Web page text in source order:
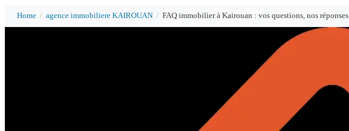
Home / agence immobiliere KAIROUAN / FAQ immobilier à Kairouan : vos questions, nos réponses